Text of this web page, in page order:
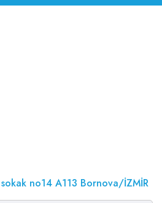
no14 A113 Bornova/İZMİR